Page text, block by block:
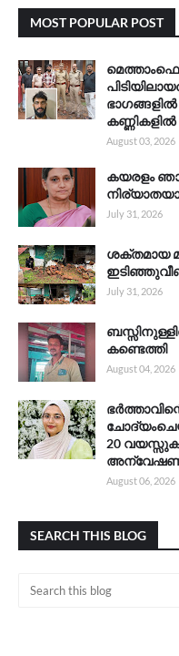
MOST POPULAR POST
കണ്ണികളിൽ
August 03, 2026
കയരളം
July 31, 2026
ശക്തമായ
July 31, 2026
കണ്ടെത്തി
August 04, 2026
20
August 06, 2026
SEARCH THIS BLOG